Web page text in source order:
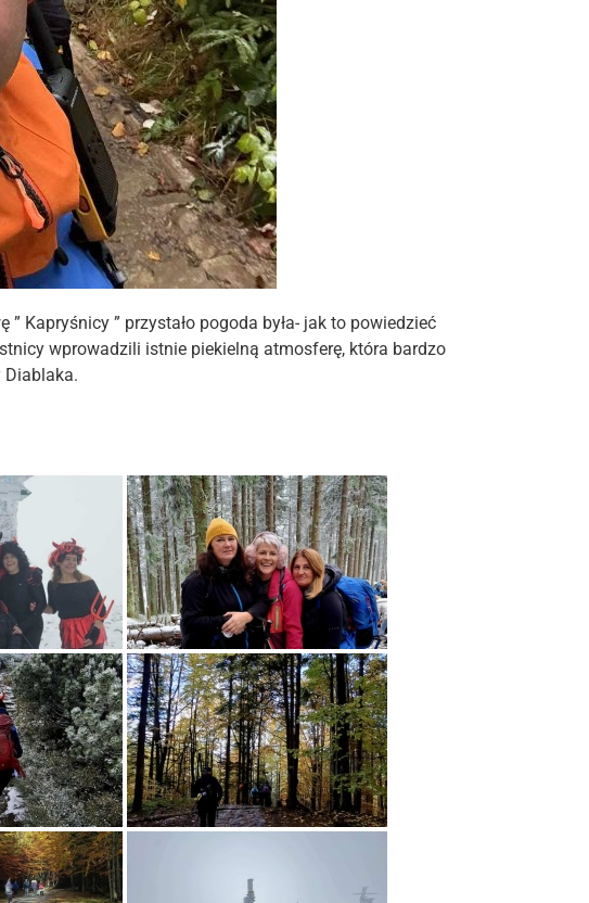
Kapryśnicy ” przystało pogoda była- jak to powiedzieć
wprowadzili istnie piekielną atmosferę, która bardzo
Diablaka.